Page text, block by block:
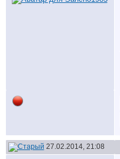
27.02.2014, 21:08